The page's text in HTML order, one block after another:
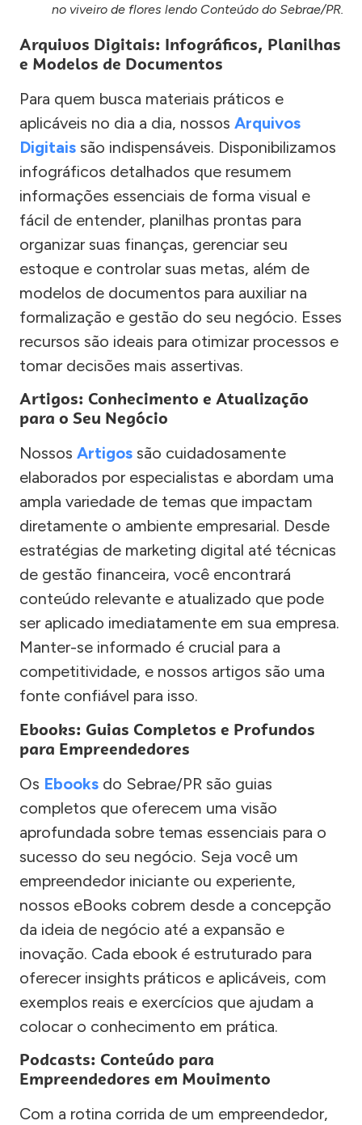
no viveiro de flores lendo Conteúdo do Sebrae/PR.
Arquivos Digitais: Infográficos, Planilhas
e Modelos de Documentos
Para quem busca materiais práticos e
aplicáveis no dia a dia, nossos Arquivos
Digitais são indispensáveis. Disponibilizamos
infográficos detalhados que resumem
informações essenciais de forma visual e
fácil de entender, planilhas prontas para
organizar suas finanças, gerenciar seu
estoque e controlar suas metas, além de
modelos de documentos para auxiliar na
formalização e gestão do seu negócio. Esses
recursos são ideais para otimizar processos e
tomar decisões mais assertivas.
Artigos: Conhecimento e Atualização
para o Seu Negócio
Nossos Artigos são cuidadosamente
elaborados por especialistas e abordam uma
ampla variedade de temas que impactam
diretamente o ambiente empresarial. Desde
estratégias de marketing digital até técnicas
de gestão financeira, você encontrará
conteúdo relevante e atualizado que pode
ser aplicado imediatamente em sua empresa.
Manter-se informado é crucial para a
competitividade, e nossos artigos são uma
fonte confiável para isso.
Ebooks: Guias Completos e Profundos
para Empreendedores
Os Ebooks do Sebrae/PR são guias
completos que oferecem uma visão
aprofundada sobre temas essenciais para o
sucesso do seu negócio. Seja você um
empreendedor iniciante ou experiente,
nossos eBooks cobrem desde a concepção
da ideia de negócio até a expansão e
inovação. Cada ebook é estruturado para
oferecer insights práticos e aplicáveis, com
exemplos reais e exercícios que ajudam a
colocar o conhecimento em prática.
Podcasts: Conteúdo para
Empreendedores em Movimento
Com a rotina corrida de um empreendedor,